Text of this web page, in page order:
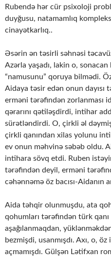
Rubendə hər cür psixoloji
duyğusu, natamamlıq
cinayətkarlıq..
Əsərin ən təsirli səhnəsi
Azərla yaşadı, lakin o,
“namusunu” qoruya bilmədi.
Aidaya təsir edən onun
erməni tərəfindən zorlanması
qərarını qətiləşdirdi, intihar
sürətləndirdi. O, çirkli əl dəymiş
çirkli qanından xilas yolunu
ev onun məhvinə səbəb oldu.
intihara sövq etdi. Ruben
tərəfindən deyil, erməni
cəhənnəmə öz bacısı-Aidanın
Aida təhqir olunmuşdu, ata
qohumları tərəfindən türk qanı
aşağılanmaqdan,
bezmişdi, usanmışdı. Axı, o,
açmamışdı. Gülşən Lətifxan